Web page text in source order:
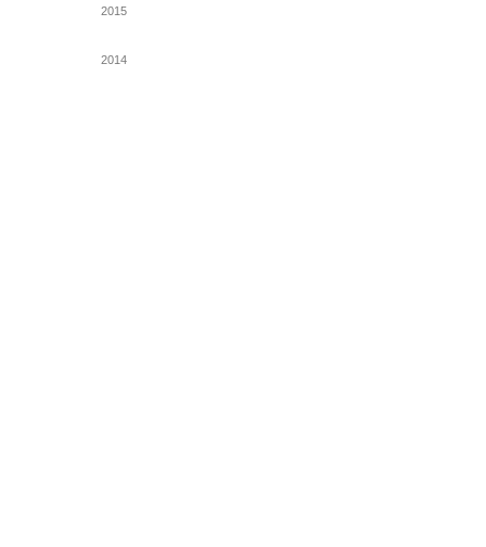
2015
2014